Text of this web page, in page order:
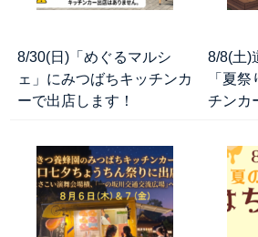
8/30(日)「めぐるマルシ
ェ」にみつばちキッチンカ
ーで出店します！
8/8(土)
「夏
チンカ